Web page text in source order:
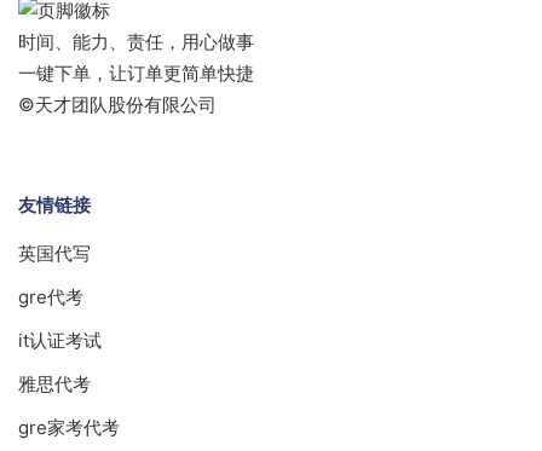
时间、能力、责任，用心做事
一键下单，让订单更简单快捷
©天才团队股份有限公司
友情链接
英国代写
gre代考
it认证考试
雅思代考
gre家考代考